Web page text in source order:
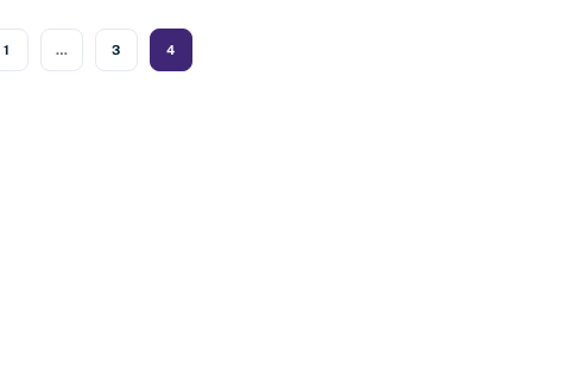
1 … 3 4